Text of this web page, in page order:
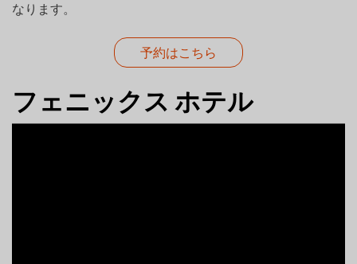
なります。
予約はこちら
フェニックス ホテル